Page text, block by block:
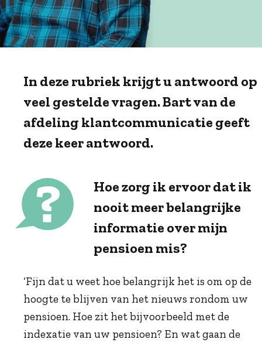
In deze rubriek krijgt u antwoord op
veel gestelde vragen. Bart van de
afdeling klantcommunicatie geeft
deze keer antwoord.
Hoe zorg ik ervoor dat ik
nooit meer belangrijke
informatie over mijn
pensioen mis?
‘Fijn dat u weet hoe belangrijk het is om op de
hoogte te blijven van het nieuws rondom uw
pensioen. Hoe zit het bijvoorbeeld met de
indexatie van uw pensioen? En wat gaan de